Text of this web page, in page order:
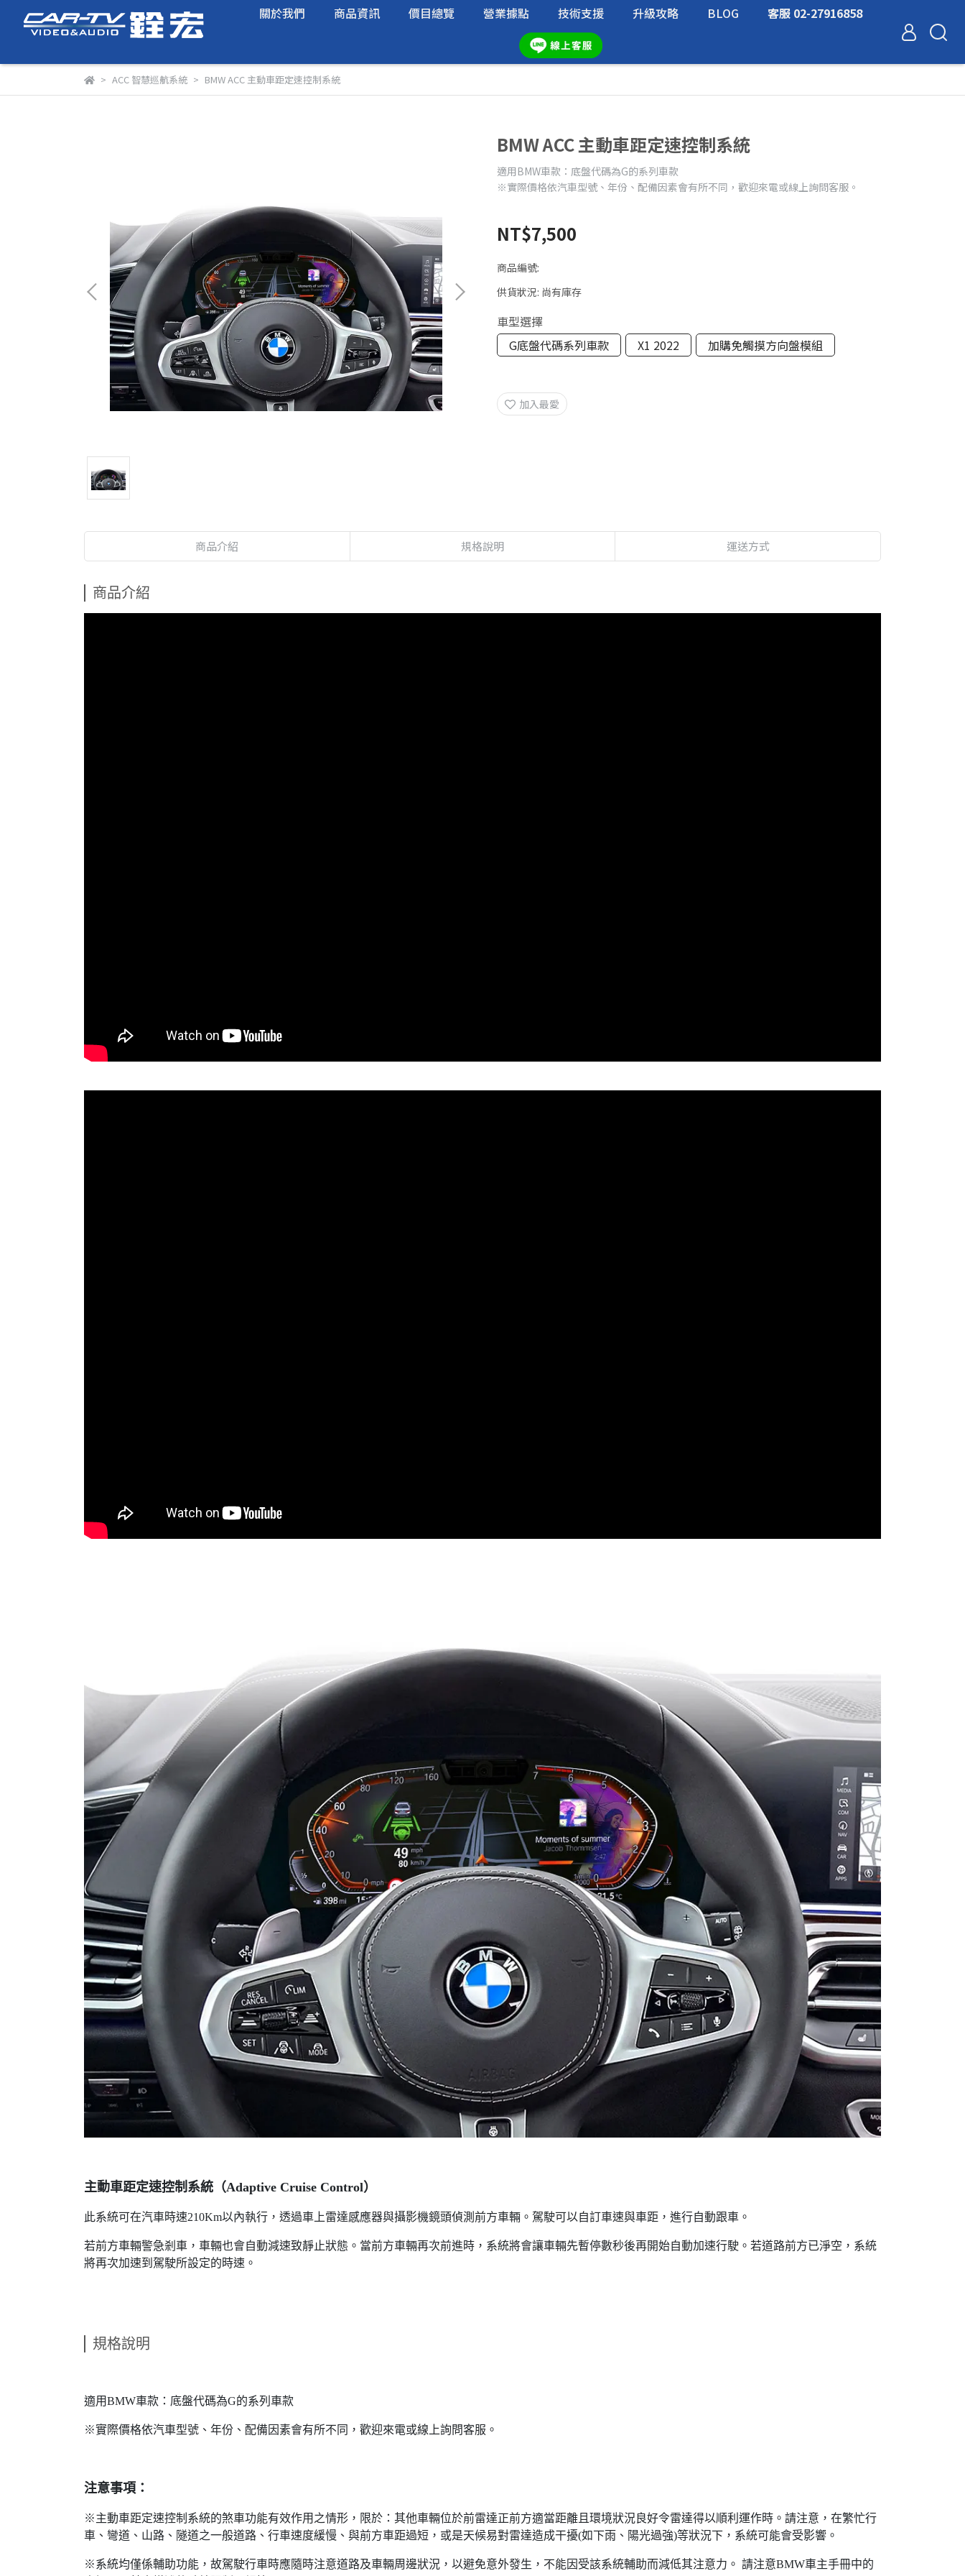
關於我們 商品資訊 價目總覽 營業據點 技術支援 升級攻略 BLOG 客服 02-27916858
ACC 智慧巡航系統 BMW ACC 主動車距定速控制系統
BMW ACC 主動車距定速控制系統
適用BMW車款：底盤代碼為G的系列車款
※實際價格依汽車型號、年份、配備因素會有所不同，歡迎來電或線上詢問客服。
NT$7,500
商品編號:
供貨狀況: 尚有庫存
車型選擇
G底盤代碼系列車款
X1 2022 加購免觸摸方向盤模組
加入最愛
商品介紹 規格說明 運送方式
商品介紹
主動車距定速控制系統（Adaptive Cruise Control）
此系統可在汽車時速210Km以內執行，透過車上雷達感應器與攝影機鏡頭偵測前方車輛。駕駛可以自訂車速與車距，進行自動跟車。
若前方車輛警急剎車，車輛也會自動減速致靜止狀態。當前方車輛再次前進時，系統將會讓車輛先暫停數秒後再開始自動加速行駛。若道路前方已淨空，系統
將再次加速到駕駛所設定的時速。
規格說明
適用BMW車款：底盤代碼為G的系列車款
※實際價格依汽車型號、年份、配備因素會有所不同，歡迎來電或線上詢問客服。
注意事項：
※主動車距定速控制系統的煞車功能有效作用之情形，限於：其他車輛位於前雷達正前方適當距離且環境狀況良好令雷達得以順利運作時。請注意，在繁忙行
車、彎道、山路、隧道之一般道路、行車速度緩慢、與前方車距過短，或是天候易對雷達造成干擾(如下雨、陽光過強)等狀況下，系統可能會受影響。
※系統均僅係輔助功能，故駕駛行車時應隨時注意道路及車輛周邊狀況，以避免意外發生，不能因受該系統輔助而減低其注意力。 請注意BMW車主手冊中的